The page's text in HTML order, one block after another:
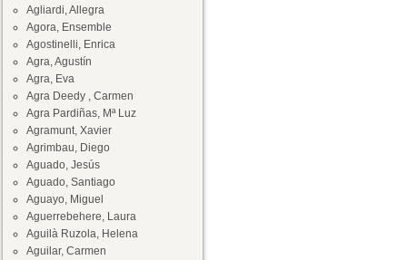
Agliardi, Allegra
Agora, Ensemble
Agostinelli, Enrica
Agra, Agustín
Agra, Eva
Agra Deedy , Carmen
Agra Pardiñas, Mª Luz
Agramunt, Xavier
Agrimbau, Diego
Aguado, Jesús
Aguado, Santiago
Aguayo, Miguel
Aguerrebehere, Laura
Aguilà Ruzola, Helena
Aguilar, Carmen